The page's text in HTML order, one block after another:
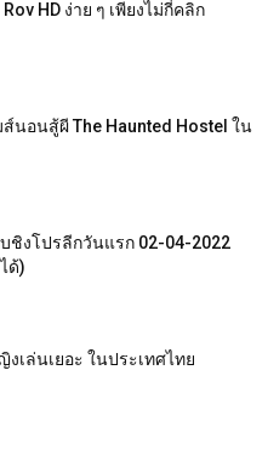
HD ง่าย ๆ เพียงไม่กี่คลิก
นอนสู้ผี The Haunted Hostel ใน
บชิงโปรลีกวันแรก 02-04-2022
ด้)
เล่นเยอะ ในประเทศไทย